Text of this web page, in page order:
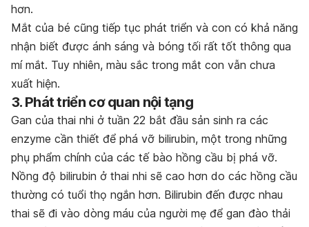
hơn.
Mắt của bé cũng tiếp tục phát triển và con có khả năng
nhận biết được ánh sáng và bóng tối rất tốt thông qua
mí mắt. Tuy nhiên, màu sắc trong mắt con vẫn chưa
xuất hiện.
3. Phát triển cơ quan nội tạng
Gan của thai nhi ở tuần 22 bắt đầu sản sinh ra các
enzyme cần thiết để phá vỡ bilirubin, một trong những
phụ phẩm chính của các tế bào hồng cầu bị phá vỡ.
Nồng độ bilirubin ở thai nhi sẽ cao hơn do các hồng cầu
thường có tuổi thọ ngắn hơn. Bilirubin đến được nhau
thai sẽ đi vào dòng máu của người mẹ để gan đào thải